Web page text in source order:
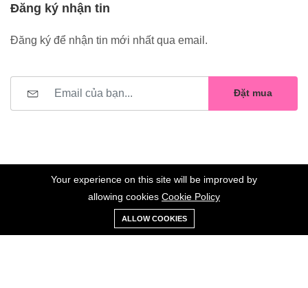
Đăng ký nhận tin
Đăng ký để nhận tin mới nhất qua email.
Đặt mua
©2023 Hoa Nelly . All Rights Reserved.
0
Xe
đẩy
Danh sách
yêu thích
Your experience on this site will be improved by
allowing cookies Cookie Policy
ALLOW COOKIES